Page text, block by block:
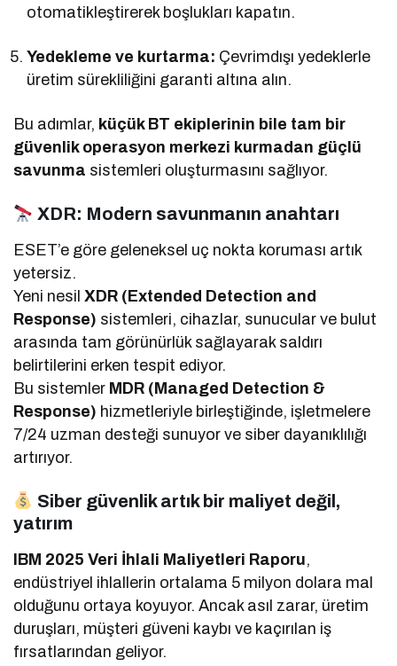
otomatikleştirerek boşlukları kapatın.
Yedekleme ve kurtarma: Çevrimdışı yedeklerle
üretim sürekliliğini garanti altına alın.
Bu adımlar, küçük BT ekiplerinin bile tam bir
güvenlik operasyon merkezi kurmadan güçlü
savunma sistemleri oluşturmasını sağlıyor.
XDR: Modern savunmanın anahtarı
ESET’e göre geleneksel uç nokta koruması artık
yetersiz.
Yeni nesilXDR (Extended Detection and
Response) sistemleri, cihazlar, sunucular ve bulut
arasında tam görünürlük sağlayarak saldırı
belirtilerini erken tespit ediyor.
Bu sistemler MDR (Managed Detection &
Response) hizmetleriyle birleştiğinde, işletmelere
7/24 uzman desteği sunuyor ve siber dayanıklılığı
artırıyor.
Siber güvenlik artık bir maliyet değil,
yatırım
IBM 2025 Veri İhlali Maliyetleri Raporu,
endüstriyel ihlallerin ortalama 5 milyon dolara mal
olduğunu ortaya koyuyor. Ancak asıl zarar, üretim
duruşları, müşteri güveni kaybı ve kaçırılan iş
fırsatlarından geliyor.